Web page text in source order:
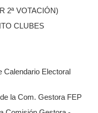
2ª VOTACIÓN)
CLUBES
Calendario Electoral
la Com. Gestora FEP